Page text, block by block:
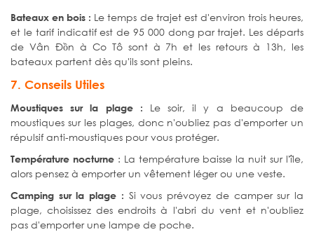
Bateaux en bois : Le temps de trajet est d'environ trois heures,
et le tarif indicatif est de 95 000 dong par trajet. Les départs
de Vân Đồn à Co Tô sont à 7h et les retours à 13h, les
bateaux partent dès qu'ils sont pleins.
7. Conseils Utiles
Moustiques sur la plage :
Le soir, il y a beaucoup de
moustiques sur les plages, donc n'oubliez pas d'emporter un
répulsif anti-moustiques pour vous protéger.
Température nocturne: La température baisse la nuit sur l'île,
alors pensez à emporter un vêtement léger ou une veste.
Camping sur la plage : Si vous prévoyez de camper sur la
plage, choisissez des endroits à l'abri du vent et n'oubliez
pas d'emporter une lampe de poche.